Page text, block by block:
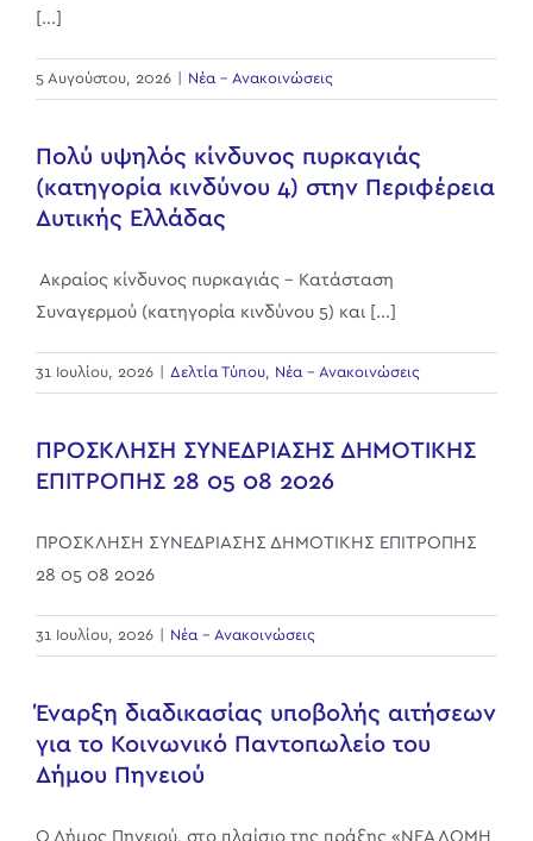
[...]
5 Αυγούστου, 2026 Νέα - Ανακοινώσεις
Πολύ υψηλός κίνδυνος πυρκαγιάς
(κατηγορία κινδύνου 4) στην Περιφέρεια
Δυτικής Ελλάδας
Ακραίος κίνδυνος πυρκαγιάς - Κατάσταση
Συναγερμού (κατηγορία κινδύνου 5) και [...]
31 Ιουλίου, 2026 Δελτία Τύπου, Νέα - Ανακοινώσεις
ΠΡΟΣΚΛΗΣΗ ΣΥΝΕΔΡΙΑΣΗΣ ΔΗΜΟΤΙΚΗΣ
ΕΠΙΤΡΟΠΗΣ 28 05 08 2026
ΠΡΟΣΚΛΗΣΗ ΣΥΝΕΔΡΙΑΣΗΣ ΔΗΜΟΤΙΚΗΣ ΕΠΙΤΡΟΠΗΣ
28 05 08 2026
31 Ιουλίου, 2026 Νέα - Ανακοινώσεις
Έναρξη διαδικασίας υποβολής αιτήσεων
για το Κοινωνικό Παντοπωλείο του
Δήμου Πηνειού
Ο Δήμος Πηνειού, στο πλαίσιο της πράξης «ΝΕΑ ΔΟΜΗ